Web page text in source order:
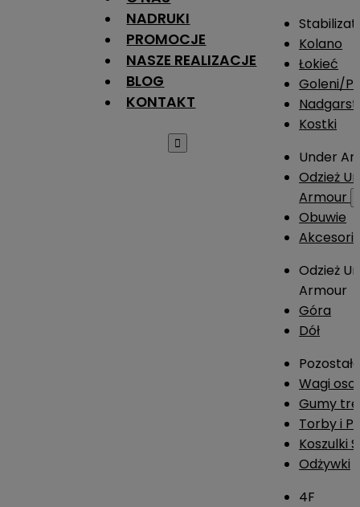
NADRUKI
PROMOCJE
NASZE REALIZACJE
BLOG
KONTAKT

Kolano
Łokieć
Goleni/
Kostki
Under
Odzież
Armour
Obuwie
Odzież
Armour
Góra
Dół
Wagi
Gumy
Torby i
Koszulki
Odżywki
4F